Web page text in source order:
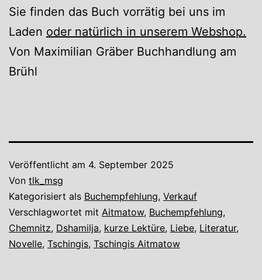
Sie finden das Buch vorrätig bei uns im
Laden oder natürlich in unserem Webshop.
Von Maximilian Gräber Buchhandlung am
Brühl
Veröffentlicht am 4. September 2025
Von tlk_msg
Kategorisiert als Buchempfehlung, Verkauf
Verschlagwortet mit Aitmatow, Buchempfehlung,
Chemnitz, Dshamilja, kurze Lektüre, Liebe, Literatur,
Novelle, Tschingis, Tschingis Aitmatow